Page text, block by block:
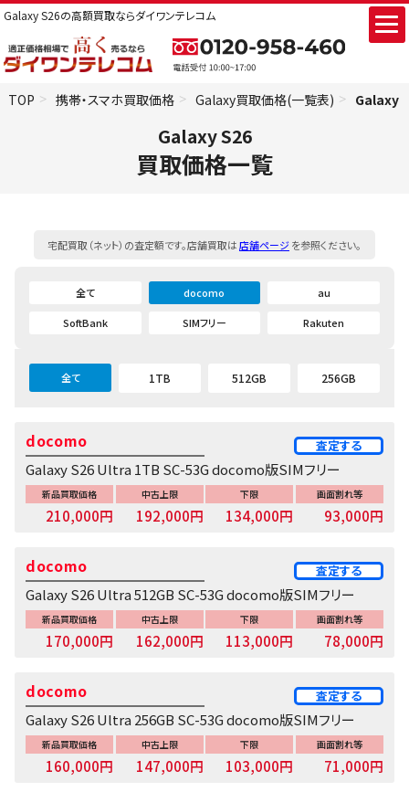
Galaxy S26の高額買取ならダイワンテレコム
TOP 携帯・スマホ買取価格 Galaxy買取価格(一覧表) Galaxy
Galaxy S26
買取価格一覧
宅配買取（ネット）の査定額です。店舗買取は店舗ページを参照ください。
全て docomo au
SoftBank SIMフリー Rakuten
全て 1TB 512GB 256GB
Galaxy S26 Ultra 1TB SC-53G docomo版SIMフリー
docomo 査定する
新品買取価格
210,000円
中古上限
192,000円
下限
134,000円
画面割れ等
93,000円
Galaxy S26 Ultra 512GB SC-53G docomo版SIMフリー
docomo 査定する
新品買取価格
170,000円
中古上限
162,000円
下限
113,000円
画面割れ等
78,000円
Galaxy S26 Ultra 256GB SC-53G docomo版SIMフリー
docomo 査定する
新品買取価格
160,000円
中古上限
147,000円
下限
103,000円
画面割れ等
71,000円